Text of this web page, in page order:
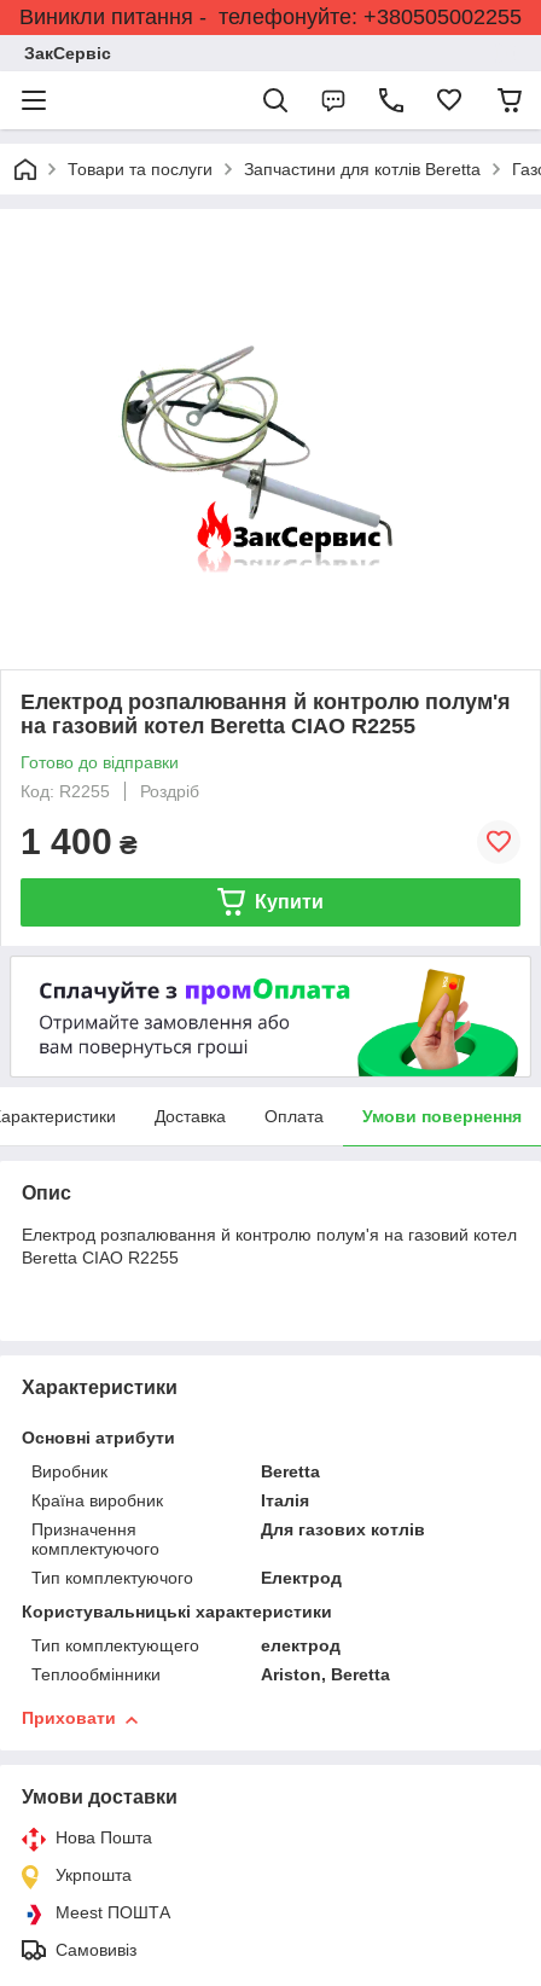
Виникли питання - телефонуйте: +380505002255
ЗакСервіс
Товари та послуги Запчастини для котлів Beretta
Електрод розпалювання й контролю полум'я
на газовий котел Beretta CIAO R2255
Готово до відправки
Код: R2255
Роздріб
1 400 ₴
Купити
Доставка Оплата Умови повернення
Опис
Електрод розпалювання й контролю полум'я на газовий котел
Beretta CIAO R2255
Характеристики
Основні атрибути
Виробник
Beretta
Країна виробник
Італія
Призначення
комплектуючого
Для газових котлів
Тип комплектуючого
Електрод
Користувальницькі характеристики
Тип комплектующего
електрод
Теплообмінники
Ariston, Beretta
Приховати
Умови доставки
Нова Пошта
Укрпошта
Meest ПОШТА
Самовивіз